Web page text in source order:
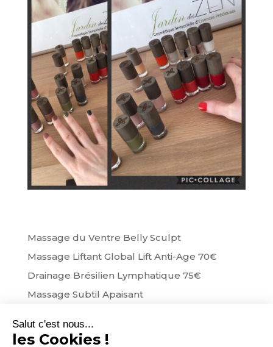
Salut c'est nous...
les Cookies !
Massage du Ventre Belly Sculpt
Massage Liftant Global Lift Anti-Age 70€
Drainage Brésilien Lymphatique 75€
Massage Subtil Apaisant